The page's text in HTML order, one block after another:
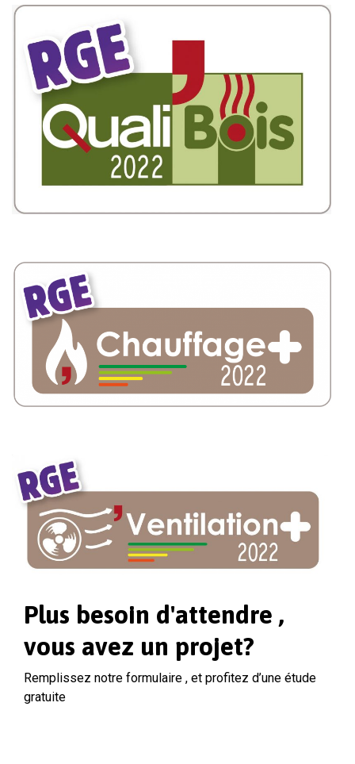
Plus besoin d'attendre ,
vous avez un projet?
Remplissez notre formulaire , et profitez d’une étude
gratuite